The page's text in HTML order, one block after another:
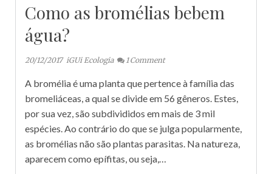
Como as bromélias bebem
água?
20/12/2017 iGUi Ecologia 1 Comment
A bromélia é uma planta que pertence à família das
bromeliáceas, a qual se divide em 56 gêneros. Estes,
por sua vez, são subdivididos em mais de 3 mil
espécies. Ao contrário do que se julga popularmente,
as bromélias não são plantas parasitas. Na natureza,
aparecem como epífitas, ou seja,…